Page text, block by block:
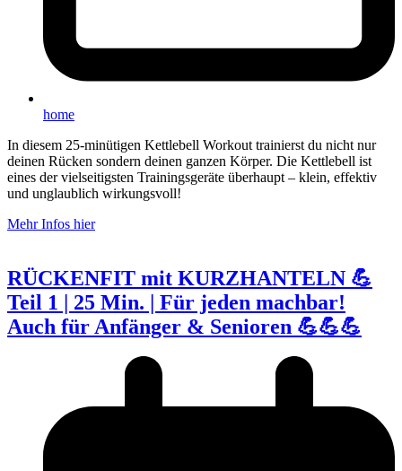
home
In diesem 25-minütigen Kettlebell Workout trainierst du nicht nur
deinen Rücken sondern deinen ganzen Körper. Die Kettlebell ist
eines der vielseitigsten Trainingsgeräte überhaupt – klein, effektiv
und unglaublich wirkungsvoll!
Mehr Infos hier
RÜCKENFIT mit KURZHANTELN 💪
Teil 1 | 25 Min. | Für jeden machbar!
Auch für Anfänger & Senioren 💪💪💪